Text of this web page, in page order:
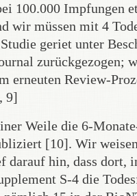
100.000 Impfungen
wir müssen mit 4
geriet unter
zurückgezogen;
erneuten Review-
9]
Weile die 6-
[10]. Wir
darauf hin, dass dort,
S-4 die